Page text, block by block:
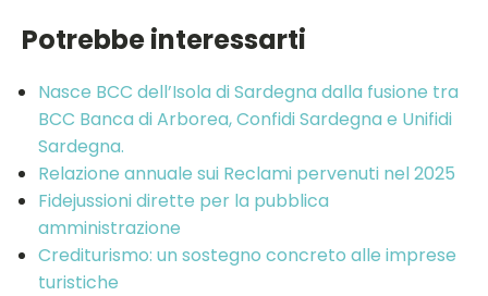
Potrebbe interessarti
Nasce BCC dell’Isola di Sardegna dalla fusione tra
BCC Banca di Arborea, Confidi Sardegna e Unifidi
Sardegna.
Relazione annuale sui Reclami pervenuti nel 2025
Fidejussioni dirette per la pubblica
amministrazione
Crediturismo: un sostegno concreto alle imprese
turistiche